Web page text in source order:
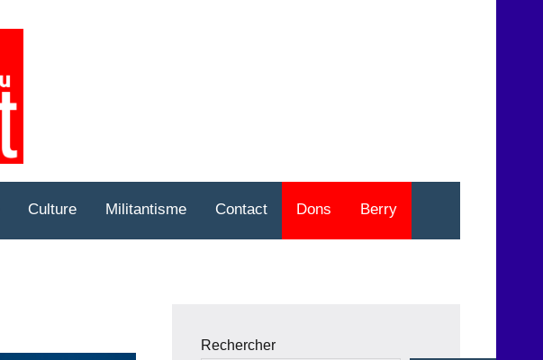
Culture Militantisme Contact Dons Berry
Rechercher